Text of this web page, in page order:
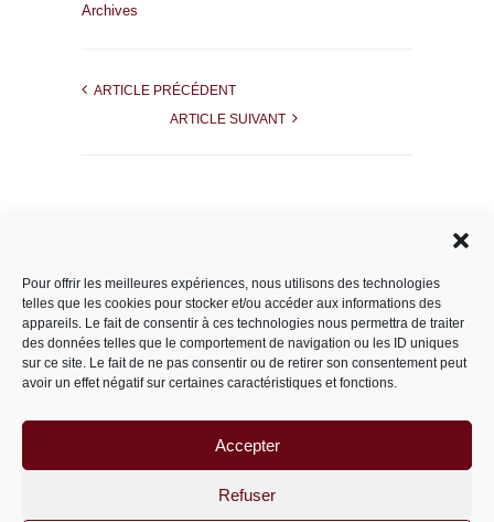
Pour offrir les meilleures expériences, nous utilisons des technologies
telles que les cookies pour stocker et/ou accéder aux informations des
appareils. Le fait de consentir à ces technologies nous permettra de traiter
des données telles que le comportement de navigation ou les ID uniques
sur ce site. Le fait de ne pas consentir ou de retirer son consentement peut
avoir un effet négatif sur certaines caractéristiques et fonctions.
Accepter
Refuser
Archives
ARTICLE PRÉCÉDENT
ARTICLE SUIVANT
Catégories